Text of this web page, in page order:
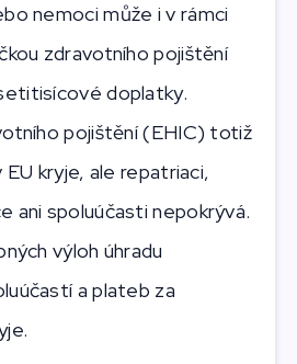
nemoci může i v rámci
zdravotního pojištění
doplatky.
pojištění (EHIC) totiž
EU kryje, ale repatriaci,
ani spoluúčasti nepokrývá.
výloh úhradu
a plateb za